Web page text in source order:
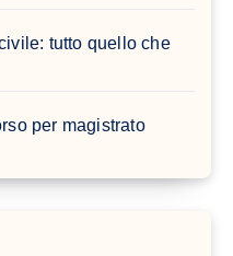
tutto quello che
per magistrato